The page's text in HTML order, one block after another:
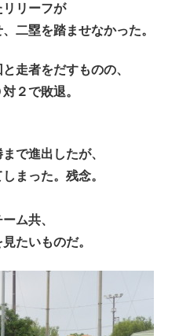
リリーフが
二塁を踏ませなかった。
走者をだすものの、
２で敗退。
で進出したが、
まった。残念。
ム共、
たいものだ。